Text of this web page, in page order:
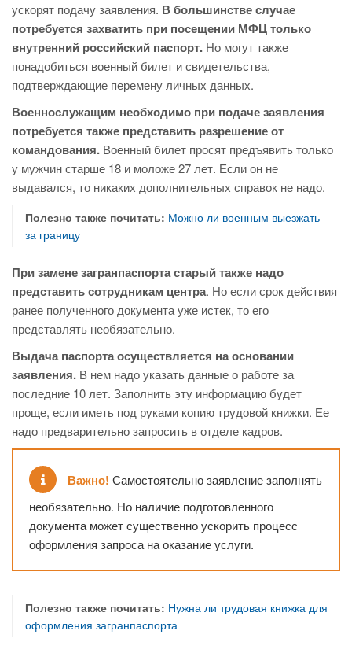
ускорят подачу заявления. В большинстве случае
потребуется захватить при посещении МФЦ только
внутренний российский паспорт. Но могут также
понадобиться военный билет и свидетельства,
подтверждающие перемену личных данных.
Военнослужащим необходимо при подаче заявления
потребуется также представить разрешение от
командования. Военный билет просят предъявить только
у мужчин старше 18 и моложе 27 лет. Если он не
выдавался, то никаких дополнительных справок не надо.
Полезно также почитать: Можно ли военным выезжать
за границу
При замене загранпаспорта старый также надо
представить сотрудникам центра. Но если срок действия
ранее полученного документа уже истек, то его
представлять необязательно.
Выдача паспорта осуществляется на основании
заявления. В нем надо указать данные о работе за
последние 10 лет. Заполнить эту информацию будет
проще, если иметь под руками копию трудовой книжки. Ее
надо предварительно запросить в отделе кадров.
Важно! Самостоятельно заявление заполнять
необязательно. Но наличие подготовленного
документа может существенно ускорить процесс
оформления запроса на оказание услуги.
Полезно также почитать: Нужна ли трудовая книжка для
оформления загранпаспорта